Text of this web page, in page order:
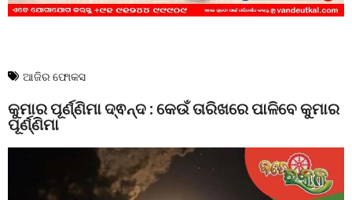
ଆଜିର ଫୋକସ
କୁମାର ପୂର୍ଣ୍ଣିମା ଦ୍ଵନ୍ଦ : କେଉଁ ତାରିଖରେ ପାଳିବେ କୁମାର
ପୂର୍ଣ୍ଣିମା